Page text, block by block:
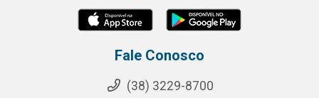
Fale Conosco
(38) 3229-8700